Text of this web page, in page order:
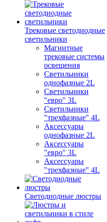
Трековые светодиодные
светильники
Магнитные
трековые системы
освещения
Светильники
однофазные 2L
Светильники
"евро" 3L
Светильники
"трехфазные" 4L
Аксессуары
однофазные 2L
Аксессуары
"евро" 3L
Аксессуары
"трехфазные" 4L
Светодиодные люстры